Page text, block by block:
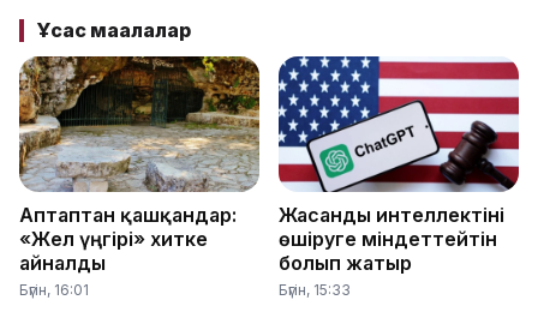
Ұқсас мақалалар
Аптаптан қашқандар:
«Жел үңгірі» хитке
айналды
Бүгін, 16:01
Жасанды интеллектіні
өшіруге міндеттейтін
болып жатыр
Бүгін, 15:33